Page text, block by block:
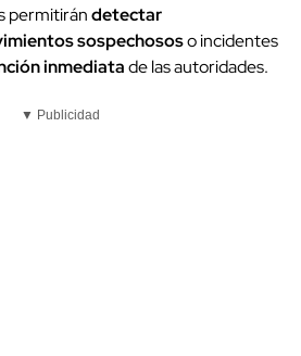
permitirándetectar
sospechososo incidentes
inmediatade las autoridades.
▼ Publicidad